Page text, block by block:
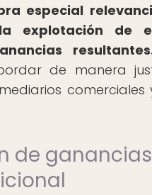
especial
explotación de
de manera
comerciales
de ganancias